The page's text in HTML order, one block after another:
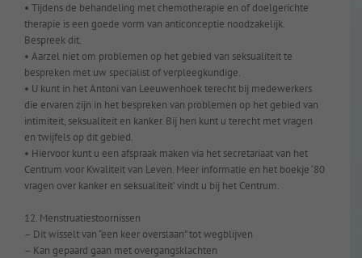
• Tijdens de behandeling met chemotherapie en of doelgerichte
therapie is een goede vorm van anticonceptie noodzakelijk.
Bespreek dit.
• Aarzel niet om problemen op het gebied van seksualiteit te
bespreken met uw specialist of verpleegkundige.
• U kunt in het Antoni van Leeuwenhoek terecht bij medewerkers
die ervaren zijn in het bespreken van problemen op het gebied van
intimiteit, seksualiteit en kanker. Bij hen kunt u terecht met vragen
en twijfels op dit gebied.
• Hiervoor kunt u een afspraak maken via het secretariaat van het
Centrum voor Kwaliteit van Leven. Meer informatie en het boekje ‘80
vragen over kanker en seksualiteit’ vindt u bij het Centrum.
12. Menstruatiestoornissen
– Dit wisselt van “een keer overslaan” tot wegblijven
– Kan gepaard gaan met overgangsklachten